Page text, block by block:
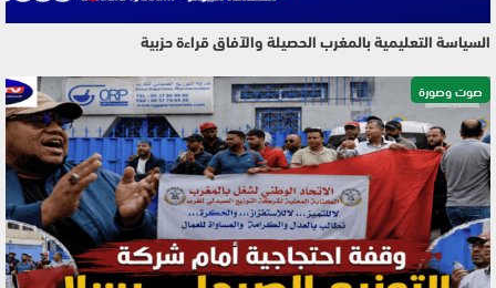
السياسة التعليمية بالمغرب الحصيلة والآفاق قراءة حزبية
صوت وصورة